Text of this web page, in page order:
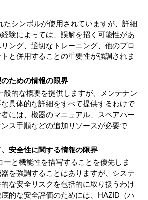
たシンボルが使用されていますが、詳細
験によっては、誤解を招く可能性があ
ング、適切なトレーニング、他のプロ
と併用することの重要性が強調されま
ための情報の限界
般的な概要を提供しますが、メンテナン
具体的な詳細をすべて提供するわけで
には、機器のマニュアル、スペアパー
ス手順などの追加リソースが必要で
安全性に関する情報の限界
ーと機能性を描写することを優先しま
を強調することはありますが、システ
な安全リスクを包括的に取り扱うわけ
的な安全評価のためには、HAZID（ハ